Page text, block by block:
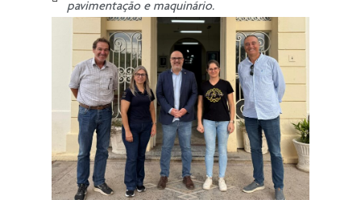
pavimentação e maquinário.